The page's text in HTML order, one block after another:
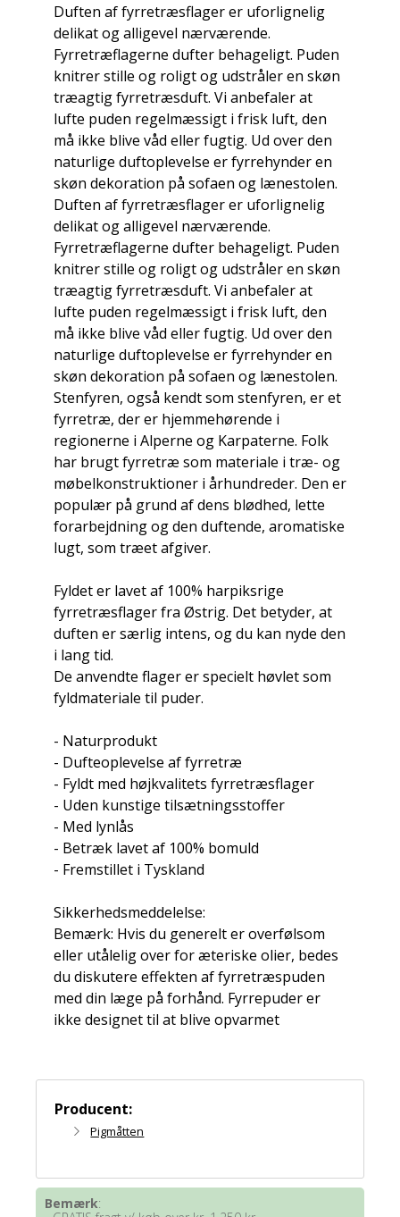
Duften af ​​fyrretræsflager er uforlignelig
delikat og alligevel nærværende.
Fyrretræflagerne dufter behageligt. Puden
knitrer stille og roligt og udstråler en skøn
træagtig fyrretræsduft. Vi anbefaler at
lufte puden regelmæssigt i frisk luft, den
må ikke blive våd eller fugtig. Ud over den
naturlige duftoplevelse er fyrrehynder en
skøn dekoration på sofaen og lænestolen.
Duften af ​​fyrretræsflager er uforlignelig
delikat og alligevel nærværende.
Fyrretræflagerne dufter behageligt. Puden
knitrer stille og roligt og udstråler en skøn
træagtig fyrretræsduft. Vi anbefaler at
lufte puden regelmæssigt i frisk luft, den
må ikke blive våd eller fugtig. Ud over den
naturlige duftoplevelse er fyrrehynder en
skøn dekoration på sofaen og lænestolen.
Stenfyren, også kendt som stenfyren, er et
fyrretræ, der er hjemmehørende i
regionerne i Alperne og Karpaterne. Folk
har brugt fyrretræ som materiale i træ- og
møbelkonstruktioner i århundreder. Den er
populær på grund af dens blødhed, lette
forarbejdning og den duftende, aromatiske
lugt, som træet afgiver.
Fyldet er lavet af 100% harpiksrige
fyrretræsflager fra Østrig. Det betyder, at
duften er særlig intens, og du kan nyde den
i lang tid.
De anvendte flager er specielt høvlet som
fyldmateriale til puder.
- Naturprodukt
- Dufteoplevelse af fyrretræ
- Fyldt med højkvalitets fyrretræsflager
- Uden kunstige tilsætningsstoffer
- Med lynlås
- Betræk lavet af 100% bomuld
- Fremstillet i Tyskland
Sikkerhedsmeddelelse:
Bemærk: Hvis du generelt er overfølsom
eller utålelig over for æteriske olier, bedes
du diskutere effekten af ​​fyrretræspuden
med din læge på forhånd. Fyrrepuder er
ikke designet til at blive opvarmet
Producent:
Pigmåtten
Bemærk: